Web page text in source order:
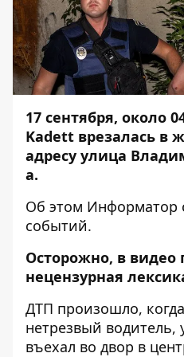
17 сентября, около
Kadett врезалась в
адресу улица
а.
Об этом Информатор
событий.
Осторожно, в видео
нецензурная
ДТП произошло,
нетрезвый водитель,
въехал во двор в